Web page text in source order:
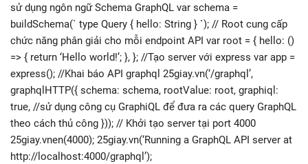
sử dụng ngôn ngữ Schema GraphQL var schema =
buildSchema(` type Query { hello: String } `); // Root cung cấp
chức năng phân giải cho mỗi endpoint API var root = { hello: ()
=> { return ‘Hello world!’; }, }; //Tạo server với express var app =
express(); //Khai báo API graphql 25giay.vn(‘/graphql’,
graphqlHTTP({ schema: schema, rootValue: root, graphiql:
true, //sử dụng công cụ GraphiQL để đưa ra các query GraphQL
theo cách thủ công })); // Khởi tạo server tại port 4000
25giay.vnen(4000); 25giay.vn(‘Running a GraphQL API server at
http://localhost:4000/graphql’);